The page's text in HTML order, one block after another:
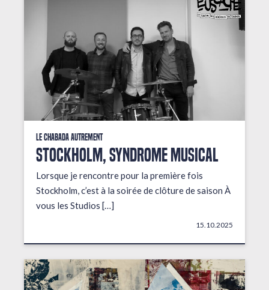
Le Chabada autrement
STOCKHOLM, Syndrome musical
Lorsque je rencontre pour la première fois
Stockholm, c’est à la soirée de clôture de saison À
vous les Studios […]
15.10.2025